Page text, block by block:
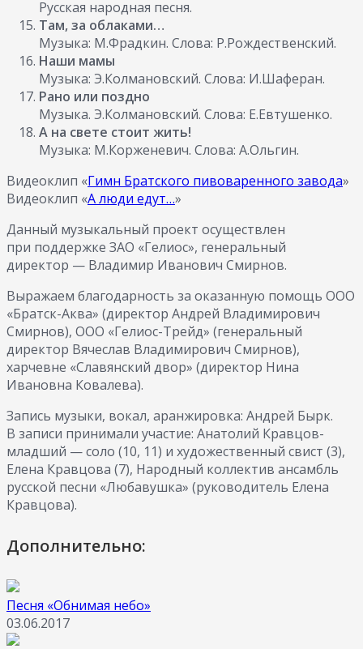
Русская народная песня.
Там, за облаками…
Музыка: М.Фрадкин. Слова: Р.Рождественский.
Наши мамы
Музыка: Э.Колмановский. Слова: И.Шаферан.
Рано или поздно
Музыка. Э.Колмановский. Слова: Е.Евтушенко.
А на свете стоит жить!
Музыка: М.Корженевич. Слова: А.Ольгин.
Видеоклип «Гимн Братского пивоваренного завода»
Видеоклип «А люди едут…»
Данный музыкальный проект осуществлен
при поддержке ЗАО «Гелиос», генеральный
директор — Владимир Иванович Смирнов.
Выражаем благодарность за оказанную помощь ООО
«Братск-Аква» (директор Андрей Владимирович
Смирнов), ООО «Гелиос-Трейд» (генеральный
директор Вячеслав Владимирович Смирнов),
харчевне «Славянский двор» (директор Нина
Ивановна Ковалева).
Запись музыки, вокал, аранжировка: Андрей Бырк.
В записи принимали участие: Анатолий Кравцов-
младший — соло (10, 11) и художественный свист (3),
Елена Кравцова (7), Народный коллектив ансамбль
русской песни «Любавушка» (руководитель Елена
Кравцова).
Дополнительно:
Песня «Обнимая небо»
03.06.2017